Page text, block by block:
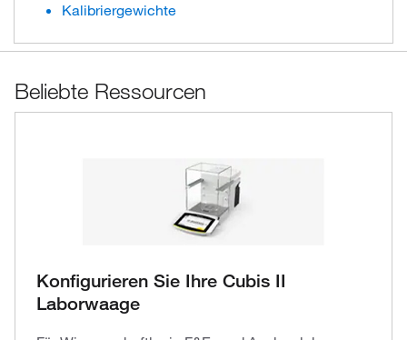
Kalibriergewichte
Beliebte Ressourcen
Konfigurieren Sie Ihre Cubis II
Laborwaage